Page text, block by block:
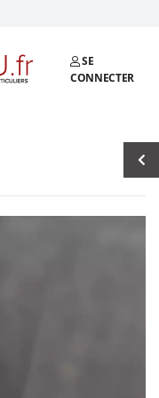
SE
CONNECTER